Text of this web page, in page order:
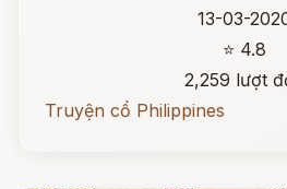
13-03-
⭐ 4.8
2,259 lượt
Truyện cổ Philippines